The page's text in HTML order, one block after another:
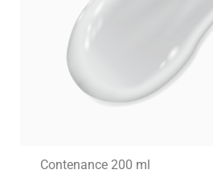
Contenance 200 ml